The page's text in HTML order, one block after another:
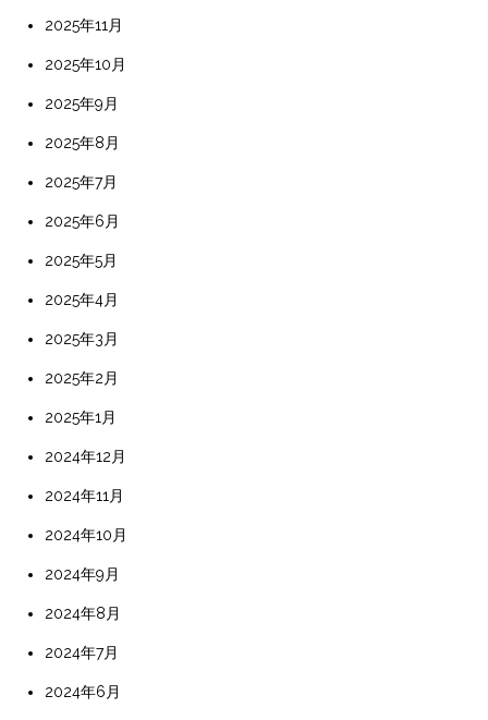
2025年11月
2025年10月
2025年9月
2025年8月
2025年7月
2025年6月
2025年5月
2025年4月
2025年3月
2025年2月
2025年1月
2024年12月
2024年11月
2024年10月
2024年9月
2024年8月
2024年7月
2024年6月